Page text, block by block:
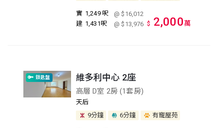
實 1,249 呎
@ $16,012
建 1,431呎 @ $13,976 $ 2,000萬
鎖匙盤 維多利中心 2座
高層 D室 2房 (1套房)
天后
9分鐘
6分鐘 有寵屋苑